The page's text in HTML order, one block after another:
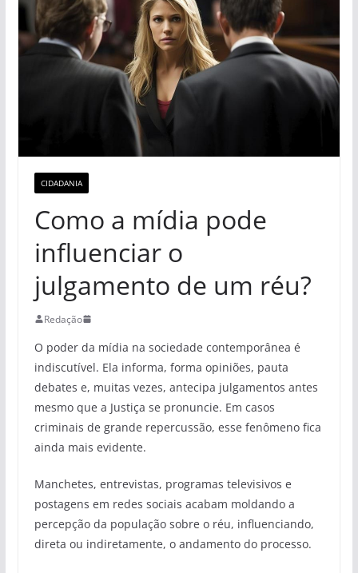
CIDADANIA
Como a mídia pode
influenciar o
julgamento de um réu?
Redação
O poder da mídia na sociedade contemporânea é
indiscutível. Ela informa, forma opiniões, pauta
debates e, muitas vezes, antecipa julgamentos antes
mesmo que a Justiça se pronuncie. Em casos
criminais de grande repercussão, esse fenômeno fica
ainda mais evidente.
Manchetes, entrevistas, programas televisivos e
postagens em redes sociais acabam moldando a
percepção da população sobre o réu, influenciando,
direta ou indiretamente, o andamento do processo.